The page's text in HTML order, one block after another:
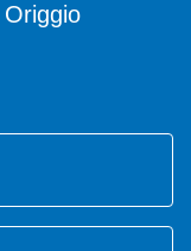
Origgio